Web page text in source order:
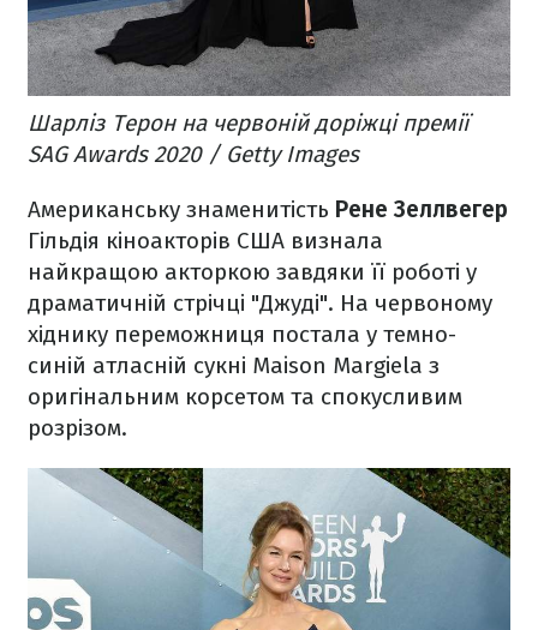
Шарліз Терон на червоній доріжці премії
SAG Awards 2020 / Getty Images
Американську знаменитість Рене Зеллвегер
Гільдія кіноакторів США визнала
найкращою акторкою завдяки її роботі у
драматичній стрічці "Джуді". На червоному
хіднику переможниця постала у темно-
синій атласній сукні Maison Margiela з
оригінальним корсетом та спокусливим
розрізом.